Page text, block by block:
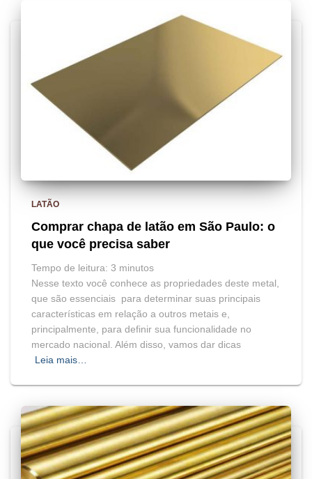
LATÃO
Comprar chapa de latão em São Paulo: o
que você precisa saber
Tempo de leitura: 3 minutos
Nesse texto você conhece as propriedades deste metal,
que são essenciais para determinar suas principais
características em relação a outros metais e,
principalmente, para definir sua funcionalidade no
mercado nacional. Além disso, vamos dar dicas
Leia mais…